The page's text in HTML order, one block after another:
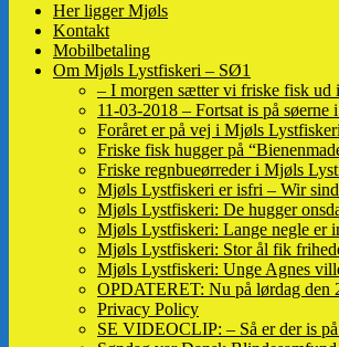
Her ligger Mjøls
Kontakt
Mobilbetaling
Om Mjøls Lystfiskeri – SØ1
– I morgen sætter vi friske fisk ud
11-03-2018 – Fortsat is på søerne
Foråret er på vej i Mjøls Lystfiskeri
Friske fisk hugger på
Friske regnbueørreder i Mjøls
Mjøls Lystfiskeri er isfri – Wir
Mjøls Lystfiskeri: De hugger
Mjøls Lystfiskeri: Lange negle er
Mjøls Lystfiskeri: Stor ål fik
Mjøls Lystfiskeri: Unge Agnes
OPDATERET: Nu på lørdag
Privacy Policy
SE VIDEOCLIP: – Så er der is